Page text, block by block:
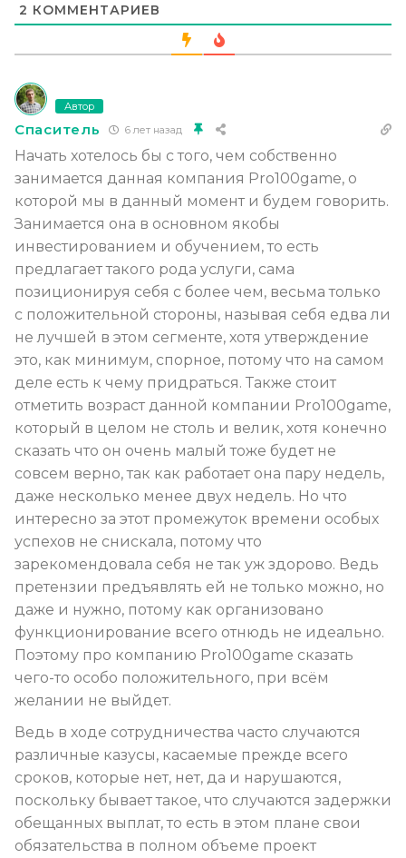
2 КОММЕНТАРИЕВ
Автор
Спаситель 6 лет назад
Начать хотелось бы с того, чем собственно
занимается данная компания Pro100game, о
которой мы в данный момент и будем говорить.
Занимается она в основном якобы
инвестированием и обучением, то есть
предлагает такого рода услуги, сама
позиционируя себя с более чем, весьма только
с положительной стороны, называя себя едва ли
не лучшей в этом сегменте, хотя утверждение
это, как минимум, спорное, потому что на самом
деле есть к чему придраться. Также стоит
отметить возраст данной компании Pro100game,
который в целом не столь и велик, хотя конечно
сказать что он очень малый тоже будет не
совсем верно, так как работает она пару недель,
даже несколько менее двух недель. Но что
интересно за этот промежуток времени особых
успехов не снискала, потому что
зарекомендовала себя не так уж здорово. Ведь
претензии предъявлять ей не только можно, но
даже и нужно, потому как организовано
функционирование всего отнюдь не идеально.
Поэтому про компанию Pro100game сказать
чего-то особо положительного, при всём
желании не выйдет.
Ведь в ходе сотрудничества часто случаются
различные казусы, касаемые прежде всего
сроков, которые нет, нет, да и нарушаются,
поскольку бывает такое, что случаются задержки
обещанных выплат, то есть в этом плане свои
обязательства в полном объеме проект